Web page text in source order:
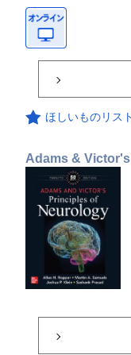
ほしいものリス
Adams &